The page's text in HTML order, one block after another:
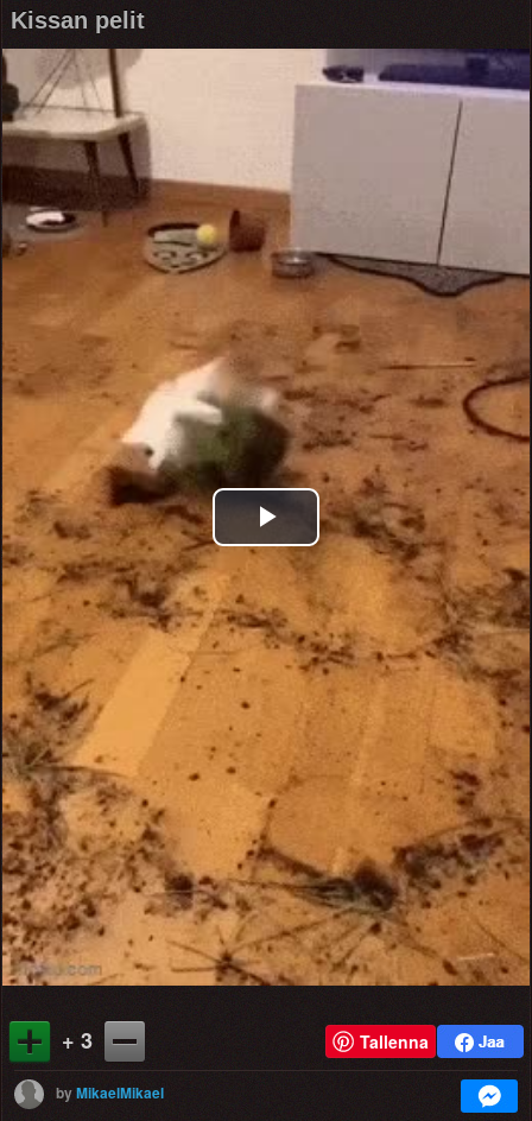
Kissan pelit
Play
Video
+ 3 Tallenna
byMikaelMikael